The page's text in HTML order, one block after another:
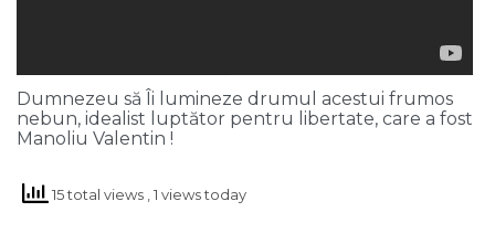
Dumnezeu să Îi lumineze drumul acestui frumos
nebun, idealist luptător pentru libertate, care a fost
Manoliu Valentin !
15 total views , 1 views today